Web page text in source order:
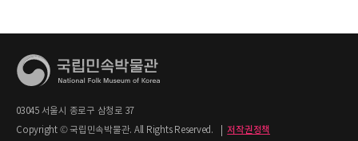
03045 서울시 종로구 삼청로 37
Copyright © 국립민속박물관. All Rights Reserved.
저작권정책